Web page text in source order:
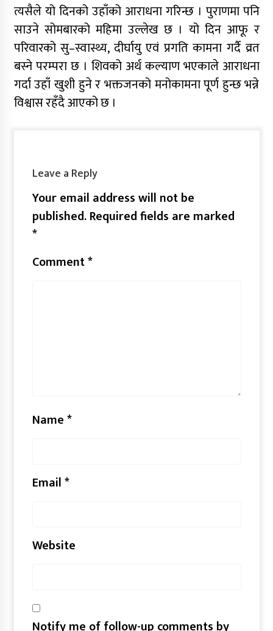
त्यसैले यो दिनको उहाँको आराधना गरिन्छ । पुराणमा पनि
साउने सोमबारको महिमा उल्लेख छ । यो दिन आफू र
परिवारको सु–स्वास्थ्य, दीर्घायु एवं प्रगति कामना गर्दै व्रत
बस्ने परम्परा छ । शिवको अर्थ कल्याण भएकाले आराधना
गर्दा उहाँ खुशी हुने र भक्तजनको मनोकामना पूर्ण हुन्छ भन्ने
विश्वास रहँदै आएको छ ।
Leave a Reply
Your email address will not be
published.Required fields are marked
*
Comment*
Name*
Email*
Website
Notify me of follow-up comments by